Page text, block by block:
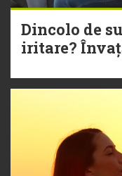
Dincolo de
iritare?